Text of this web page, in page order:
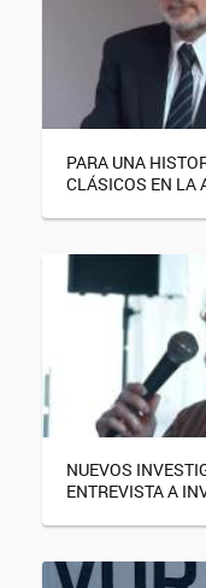
PARA UNA
CLÁSICOS EN LA
NUEVOS
ENTREVISTA A